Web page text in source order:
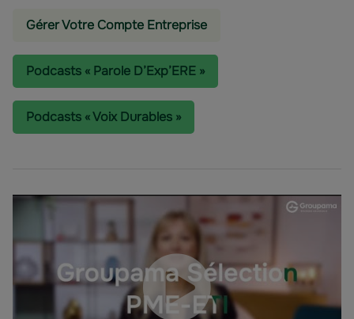
Gérer Votre Compte Entreprise
Podcasts « Parole D’Exp’ERE »
Podcasts « Voix Durables »